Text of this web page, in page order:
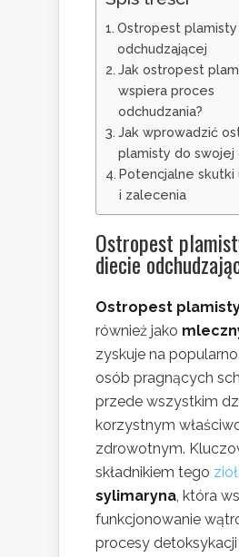
Ostropest
odchudzającej
Jak ostropest
wspiera proces
odchudzania?
Jak wprowadzić
plamisty do swojej
Potencjalne skutki
i zalecenia
Ostropest
diecie
Ostropest
również jako
zyskuje na
osób pragnących
przede wszystkim
korzystnym
zdrowotnym.
składnikiem tego
sylimaryna, która
funkcjonowanie
procesy detoksykacji